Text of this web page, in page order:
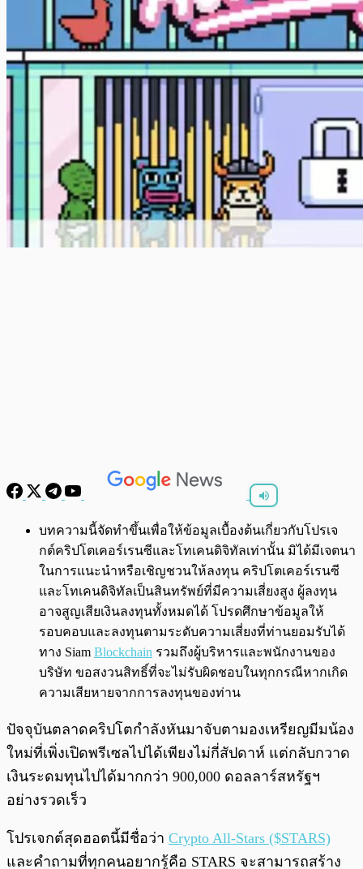
พร้อมเล่น 0:00/0:00
บทความนี้จัดทำขึ้นเพื่อให้ข้อมูลเบื้องต้นเกี่ยวกับโปรเจ
กต์คริปโตเคอร์เรนซีและโทเคนดิจิทัลเท่านั้น มิได้มีเจตนา
ในการแนะนำหรือเชิญชวนให้ลงทุน คริปโตเคอร์เรนซี
และโทเคนดิจิทัลเป็นสินทรัพย์ที่มีความเสี่ยงสูง ผู้ลงทุน
อาจสูญเสียเงินลงทุนทั้งหมดได้ โปรดศึกษาข้อมูลให้
รอบคอบและลงทุนตามระดับความเสี่ยงที่ท่านยอมรับได้
ทาง Siam Blockchain รวมถึงผู้บริหารและพนักงานของ
บริษัท ขอสงวนสิทธิ์ที่จะไม่รับผิดชอบในทุกกรณีหากเกิด
ความเสียหายจากการลงทุนของท่าน
ปัจจุบันตลาดคริปโตกำลังหันมาจับตามองเหรียญมีมน้อง
ใหม่ที่เพิ่งเปิดพรีเซลไปได้เพียงไม่กี่สัปดาห์ แต่กลับกวาด
เงินระดมทุนไปได้มากกว่า 900,000 ดอลลาร์สหรัฐฯ
อย่างรวดเร็ว
โปรเจกต์สุดฮอตนี้มีชื่อว่า Crypto All-Stars ($STARS)
และคำถามที่ทุกคนอยากรู้คือ STARS จะสามารถสร้าง